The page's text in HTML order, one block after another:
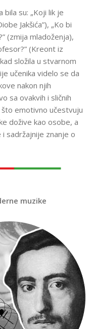
su: „Koji lik je
Jakšića”), „Ko bi
(zmija mladoženja),
(Kreont iz
složila u stvarnom
učenika videlo se da
nakon njih
sa ovakvih i sličnih
što emotivno učestvuju
dožive kao osobe, a
sadržajnije znanje o
muzike